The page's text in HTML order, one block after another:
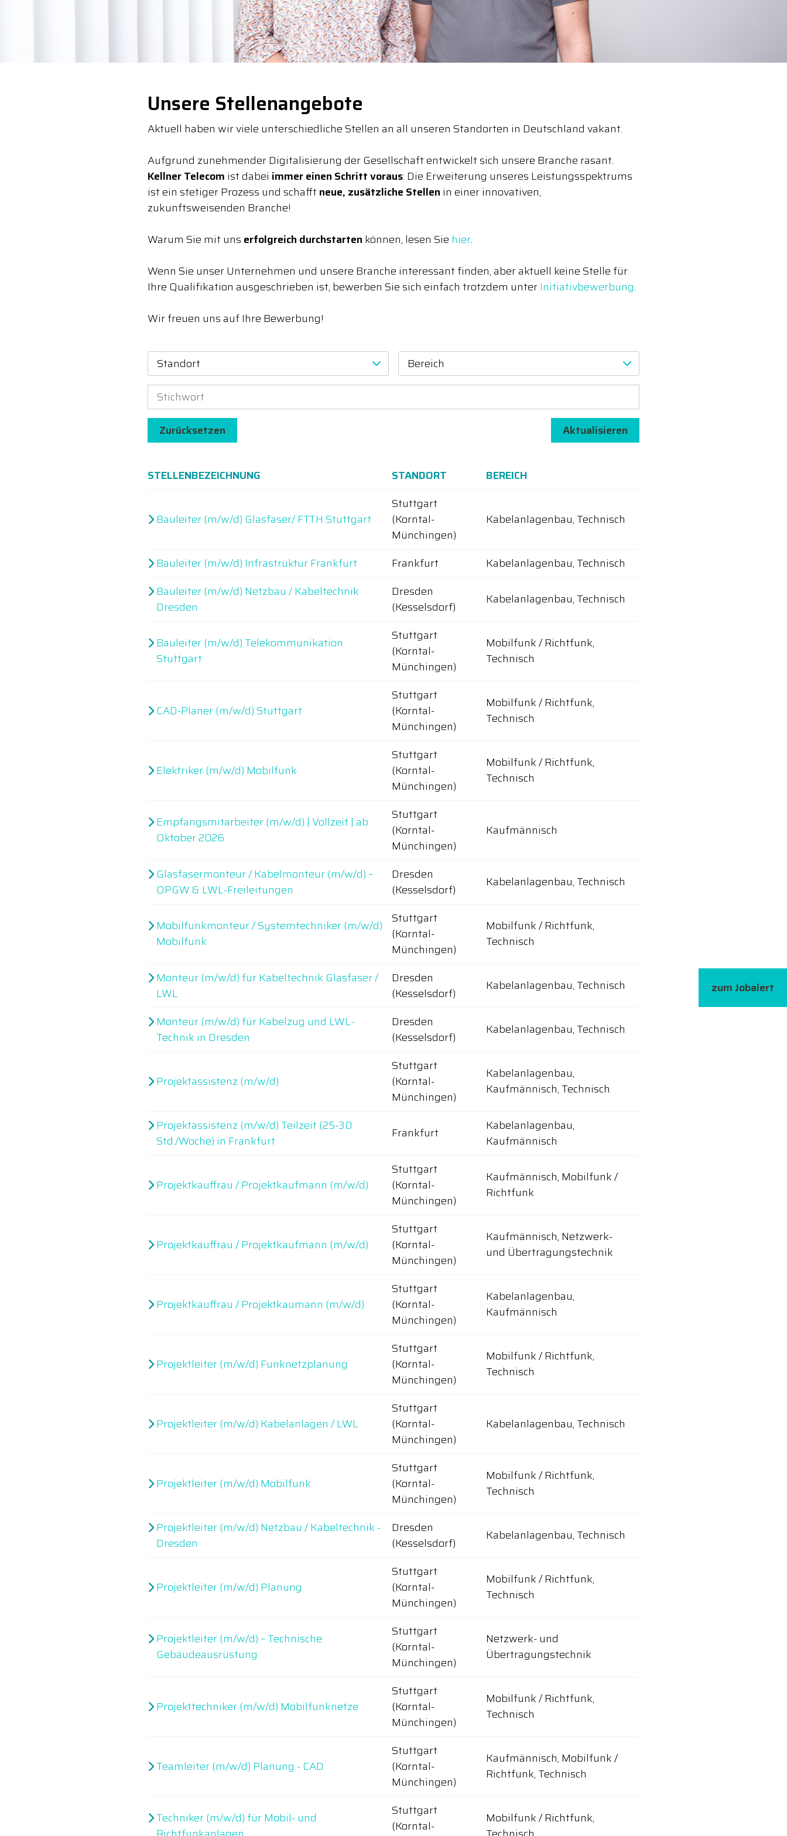
Unsere Stellenangebote
Aktuell haben wir viele unterschiedliche Stellen an all unseren Standorten in Deutschland vakant.
Aufgrund zunehmender Digitalisierung der Gesellschaft entwickelt sich unsere Branche rasant.
Kellner Telecom ist dabei immer einen Schritt voraus: Die Erweiterung unseres Leistungsspektrums
ist ein stetiger Prozess und schafftneue, zusätzliche Stellen in einer innovativen,
zukunftsweisenden Branche!
Warum Sie mit uns erfolgreich durchstarten können, lesen Sie hier.
Wenn Sie unser Unternehmen und unsere Branche interessant finden, aber aktuell keine Stelle für
Ihre Qualifikation ausgeschrieben ist, bewerben Sie sich einfach trotzdem unterInitiativbewerbung.
Wir freuen uns auf Ihre Bewerbung!
Standort Bereich
Zurücksetzen Aktualisieren
STELLENBEZEICHNUNG STANDORT BEREICH
Bauleiter (m/w/d) Glasfaser/ FTTH Stuttgart
Stuttgart
(Korntal-
Münchingen)
Kabelanlagenbau, Technisch
Bauleiter (m/w/d) Infrastruktur Frankfurt Frankfurt
Kabelanlagenbau, Technisch
Bauleiter (m/w/d) Netzbau / Kabeltechnik
Dresden
Dresden
(Kesselsdorf)
Kabelanlagenbau, Technisch
Bauleiter (m/w/d) Telekommunikation
Stuttgart
Stuttgart
(Korntal-
Münchingen)
Mobilfunk / Richtfunk,
Technisch
CAD-Planer (m/w/d) Stuttgart
Stuttgart
(Korntal-
Münchingen)
Mobilfunk / Richtfunk,
Technisch
Elektriker (m/w/d) Mobilfunk
Stuttgart
(Korntal-
Münchingen)
Mobilfunk / Richtfunk,
Technisch
Empfangsmitarbeiter (m/w/d) | Vollzeit | ab
Oktober 2026
Stuttgart
(Korntal-
Münchingen)
Kaufmännisch
Glasfasermonteur / Kabelmonteur (m/w/d) –
OPGW & LWL-Freileitungen
Dresden
(Kesselsdorf)
Kabelanlagenbau, Technisch
Mobilfunkmonteur / Systemtechniker (m/w/d)
Mobilfunk
Stuttgart
(Korntal-
Münchingen)
Mobilfunk / Richtfunk,
Technisch
Monteur (m/w/d) für Kabeltechnik Glasfaser /
LWL
Dresden
(Kesselsdorf)
Kabelanlagenbau, Technisch
Monteur (m/w/d) für Kabelzug und LWL-
Technik in Dresden
Dresden
(Kesselsdorf)
Kabelanlagenbau, Technisch
Projektassistenz (m/w/d)
Stuttgart
(Korntal-
Münchingen)
Kabelanlagenbau,
Kaufmännisch, Technisch
Projektassistenz (m/w/d) Teilzeit (25-30
Std./Woche) in Frankfurt
Frankfurt
Kabelanlagenbau,
Kaufmännisch
Projektkauffrau / Projektkaufmann (m/w/d)
Stuttgart
(Korntal-
Münchingen)
Kaufmännisch, Mobilfunk /
Richtfunk
Projektkauffrau / Projektkaufmann (m/w/d)
Stuttgart
(Korntal-
Münchingen)
Kaufmännisch, Netzwerk-
und Übertragungstechnik
Projektkauffrau / Projektkaumann (m/w/d)
Stuttgart
(Korntal-
Münchingen)
Kabelanlagenbau,
Kaufmännisch
Projektleiter (m/w/d) Funknetzplanung
Stuttgart
(Korntal-
Münchingen)
Mobilfunk / Richtfunk,
Technisch
Projektleiter (m/w/d) Kabelanlagen / LWL
Stuttgart
(Korntal-
Münchingen)
Kabelanlagenbau, Technisch
Projektleiter (m/w/d) Mobilfunk
Stuttgart
(Korntal-
Münchingen)
Mobilfunk / Richtfunk,
Technisch
Projektleiter (m/w/d) Netzbau / Kabeltechnik -
Dresden
Dresden
(Kesselsdorf)
Kabelanlagenbau, Technisch
Projektleiter (m/w/d) Planung
Stuttgart
(Korntal-
Münchingen)
Mobilfunk / Richtfunk,
Technisch
Projektleiter (m/w/d) – Technische
Gebäudeausrüstung
Stuttgart
(Korntal-
Münchingen)
Netzwerk- und
Übertragungstechnik
Projekttechniker (m/w/d) Mobilfunknetze
Stuttgart
(Korntal-
Münchingen)
Mobilfunk / Richtfunk,
Technisch
Teamleiter (m/w/d) Planung - CAD
Stuttgart
(Korntal-
Münchingen)
Kaufmännisch, Mobilfunk /
Richtfunk, Technisch
Techniker (m/w/d) für Mobil- und
Stuttgart
(Korntal-
Mobilfunk / Richtfunk,
zum Jobalert